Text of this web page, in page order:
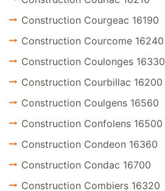
Construction Courgeac 16190
Construction Courcome 16240
Construction Coulonges 16330
Construction Courbillac 16200
Construction Coulgens 16560
Construction Confolens 16500
Construction Condeon 16360
Construction Condac 16700
Construction Combiers 16320